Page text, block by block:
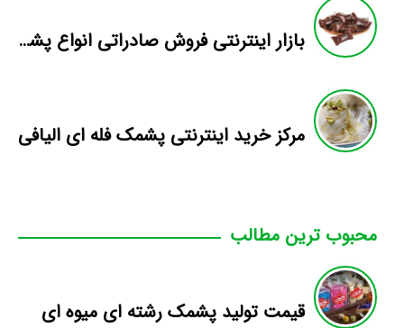
بازار اینترنتی فروش صادراتی انواع پشمک الیافی/شکلاتی
مرکز خرید اینترنتی پشمک فله ای الیافی
محبوب ترین مطالب
قیمت تولید پشمک رشته ای میوه ای